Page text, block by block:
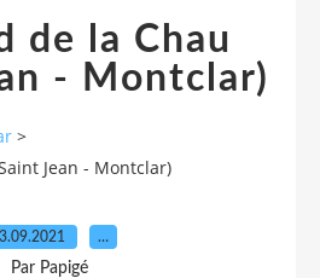
de la Chau
- Montclar)
>
Jean - Montclar)
…
Par Papigé